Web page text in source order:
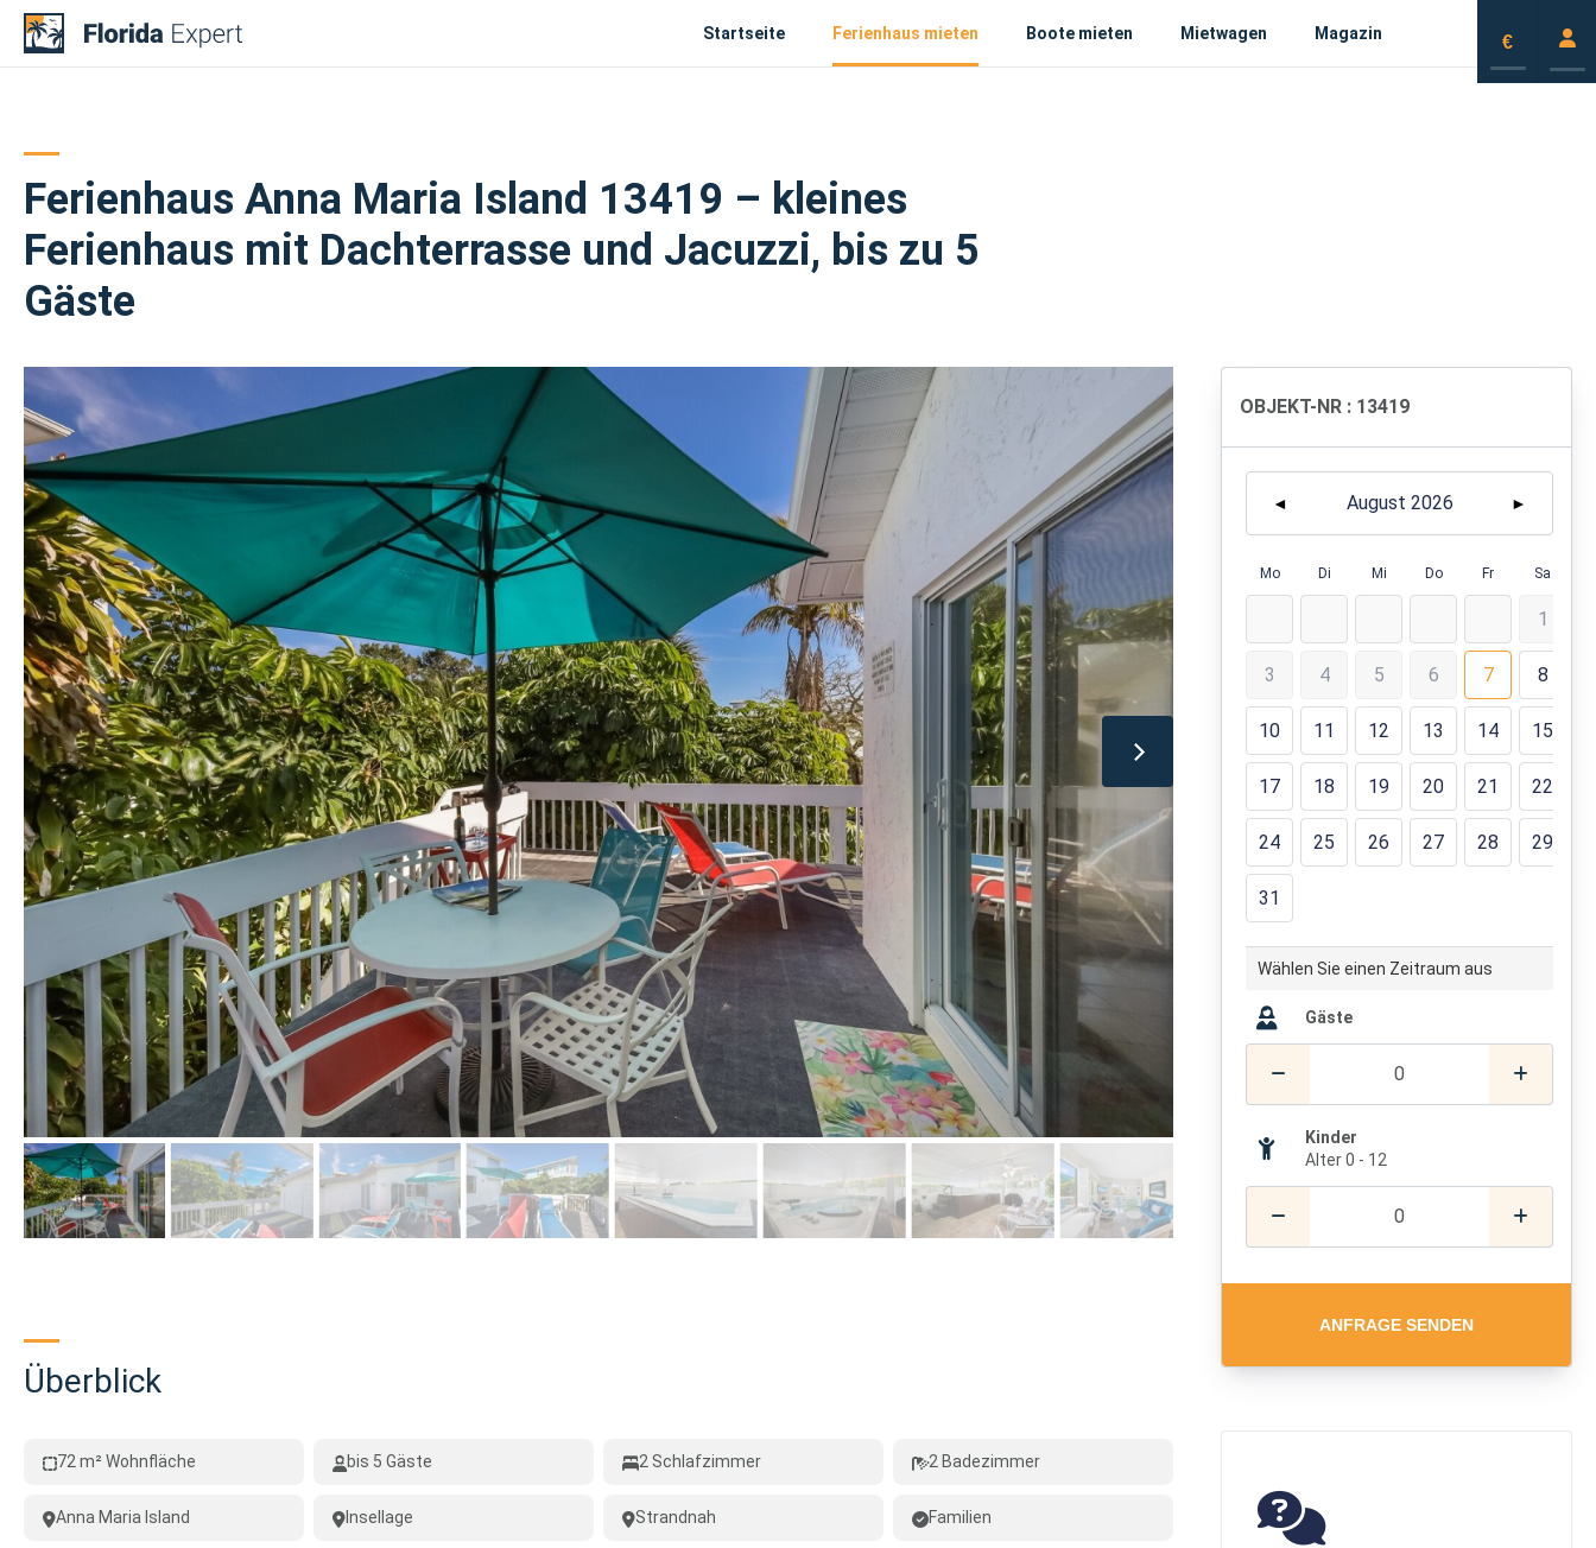
Startseite Ferienhaus mieten Boote mieten Mietwagen Magazin €
Ferienhaus Anna Maria Island 13419 – kleines
Ferienhaus mit Dachterrasse und Jacuzzi, bis zu 5
Gäste
Überblick
72 m² Wohnfläche bis 5 Gäste 2 Schlafzimmer 2 Badezimmer
Anna Maria Island Insellage Strandnah Familien
OBJEKT-NR : 13419
◄ August 2026 ►
Mo Di Mi Do Fr Sa
1
3 4 5 6 7 8
10 11 12 13 14 15
17 18 19 20 21 22
24 25 26 27 28 29
31
Wählen Sie einen Zeitraum aus
Gäste
Kinder
Alter 0 - 12
ANFRAGE SENDEN